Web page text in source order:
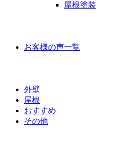
屋根塗装
お客様の声一覧
外壁
屋根
おすすめ
その他